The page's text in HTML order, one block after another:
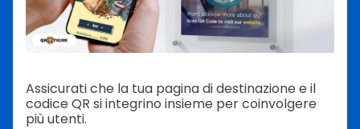
Assicurati che la tua pagina di destinazione e il
codice QR si integrino insieme per coinvolgere
più utenti.